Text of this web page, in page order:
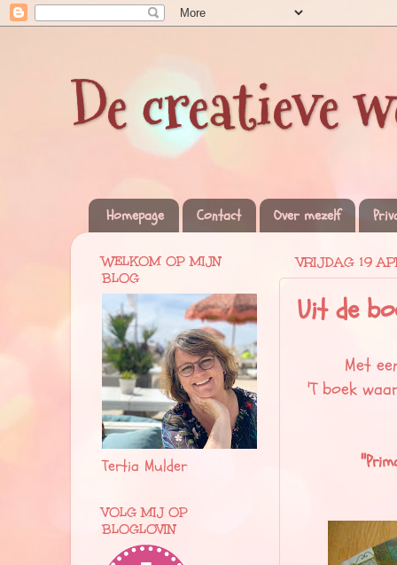
De creatieve
Homepage Contact Over mezelf
VRIJDAG 19
Uit de
Met
'T boek
"
WELKOM OP MIJN
BLOG
Tertia Mulder
VOLG MIJ OP
BLOGLOVIN